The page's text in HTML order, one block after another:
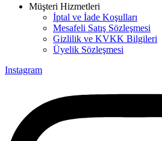
Müşteri Hizmetleri
İptal ve İade Koşulları
Mesafeli Satış Sözleşmesi
Gizlilik ve KVKK Bilgileri
Üyelik Sözleşmesi
Instagram